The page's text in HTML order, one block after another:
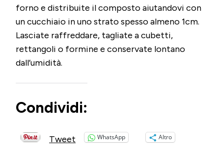
forno e distribuite il composto aiutandovi con
un cucchiaio in uno strato spesso almeno 1cm.
Lasciate raffreddare, tagliate a cubetti,
rettangoli o formine e conservate lontano
dall’umidità.
Condividi:
Tweet WhatsApp Altro